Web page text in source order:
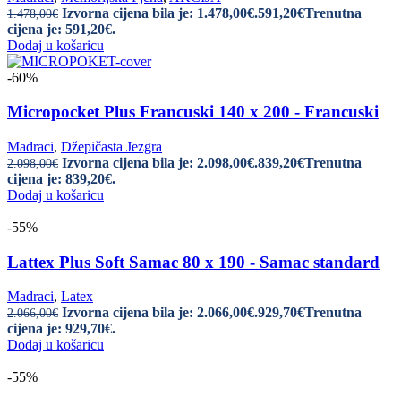
1.478,00€ Izvorna cijena bila je: 1.478,00€.591,20€Trenutna
cijena je: 591,20€.
Dodaj u košaricu
-60%
Micropocket Plus Francuski 140 x 200 - Francuski
Madraci, Džepičasta Jezgra
2.098,00€ Izvorna cijena bila je: 2.098,00€.839,20€Trenutna
cijena je: 839,20€.
Dodaj u košaricu
-55%
Lattex Plus Soft Samac 80 x 190 - Samac standard
Madraci, Latex
2.066,00€ Izvorna cijena bila je: 2.066,00€.929,70€Trenutna
cijena je: 929,70€.
Dodaj u košaricu
-55%